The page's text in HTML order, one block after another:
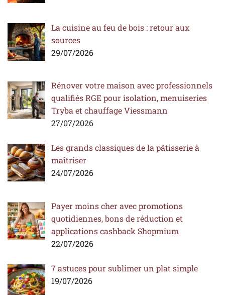
La cuisine au feu de bois : retour aux
sources
29/07/2026
Rénover votre maison avec professionnels
qualifiés RGE pour isolation, menuiseries
Tryba et chauffage Viessmann
27/07/2026
Les grands classiques de la pâtisserie à
maîtriser
24/07/2026
Payer moins cher avec promotions
quotidiennes, bons de réduction et
applications cashback Shopmium
22/07/2026
7 astuces pour sublimer un plat simple
19/07/2026